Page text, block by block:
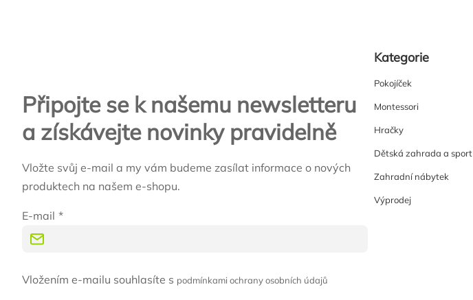
Připojte se k našemu newsletteru
a získávejte novinky pravidelně
Vložte svůj e-mail a my vám budeme zasílat informace o nových
produktech na našem e-shopu.
E-mail
Vložením e-mailu souhlasíte s podmínkami ochrany osobních údajů
Kategorie
Pokojíček
Montessori
Hračky
Dětská zahrada a sport
Zahradní nábytek
Výprodej